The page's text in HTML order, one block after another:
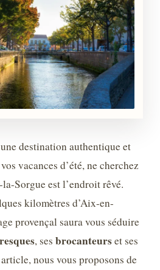
destination authentique et
vacances d’été, ne cherchez
Sorgue est l’endroit rêvé.
kilomètres d’Aix-en-
provençal saura vous séduire
, ses brocanteurset ses
nous vous proposons de